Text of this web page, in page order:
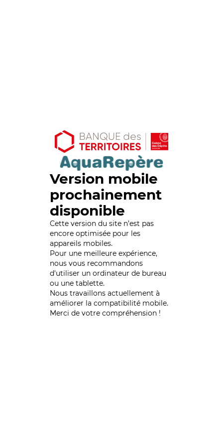
Version mobile
prochainement
disponible
Cette version du site n’est pas
encore optimisée pour les
appareils mobiles.
Pour une meilleure expérience,
nous vous recommandons
d'utiliser un ordinateur de bureau
ou une tablette.
Nous travaillons actuellement à
améliorer la compatibilité mobile.
Merci de votre compréhension !